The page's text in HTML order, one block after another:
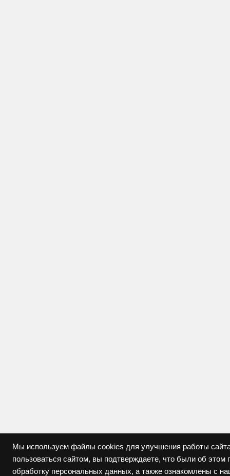
Мы используем файлы cookies для улучшения работы
пользоваться сайтом, вы подтверждаете, что были об
обработку персональных данных, а также ознакомлены с